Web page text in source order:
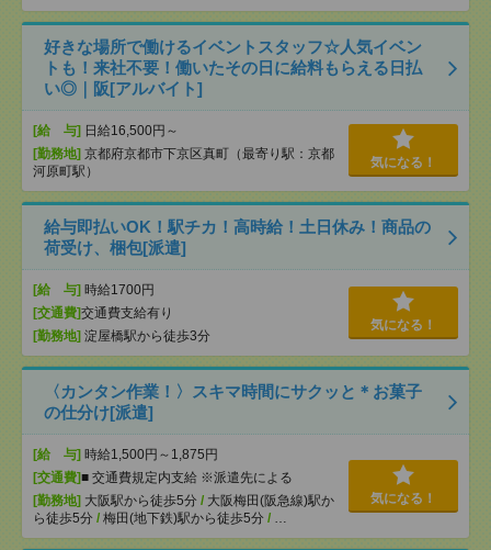
好きな場所で働けるイベントスタッフ☆人気イベン
トも！来社不要！働いたその日に給料もらえる日払
い◎｜阪[アルバイト]
[給 与] 日給16,500円～
[勤務地] 京都府京都市下京区真町（最寄り駅：京都
河原町駅）
気になる！
給与即払いOK！駅チカ！高時給！土日休み！商品の
荷受け、梱包[派遣]
[給 与] 時給1700円
[交通費]交通費支給有り
[勤務地] 淀屋橋駅から徒歩3分
気になる！
〈カンタン作業！〉スキマ時間にサクッと＊お菓子
の仕分け[派遣]
[給 与] 時給1,500円～1,875円
[交通費]■ 交通費規定内支給 ※派遣先による
[勤務地] 大阪駅から徒歩5分 / 大阪梅田(阪急線)駅か
ら徒歩5分 / 梅田(地下鉄)駅から徒歩5分 / …
気になる！